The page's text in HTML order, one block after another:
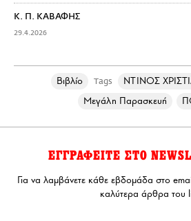
Κ. Π. ΚΑΒΑΦΗΣ
29.4.2026
Βιβλίο Tags
ΝΤΙΝΟΣ
Μεγάλη Παρασκευή
ΕΓΓΡΑΦΕΙΤΕ ΣΤΟ
Για να λαμβάνετε κάθε εβδομάδα στο
καλύτερα άρθρα του